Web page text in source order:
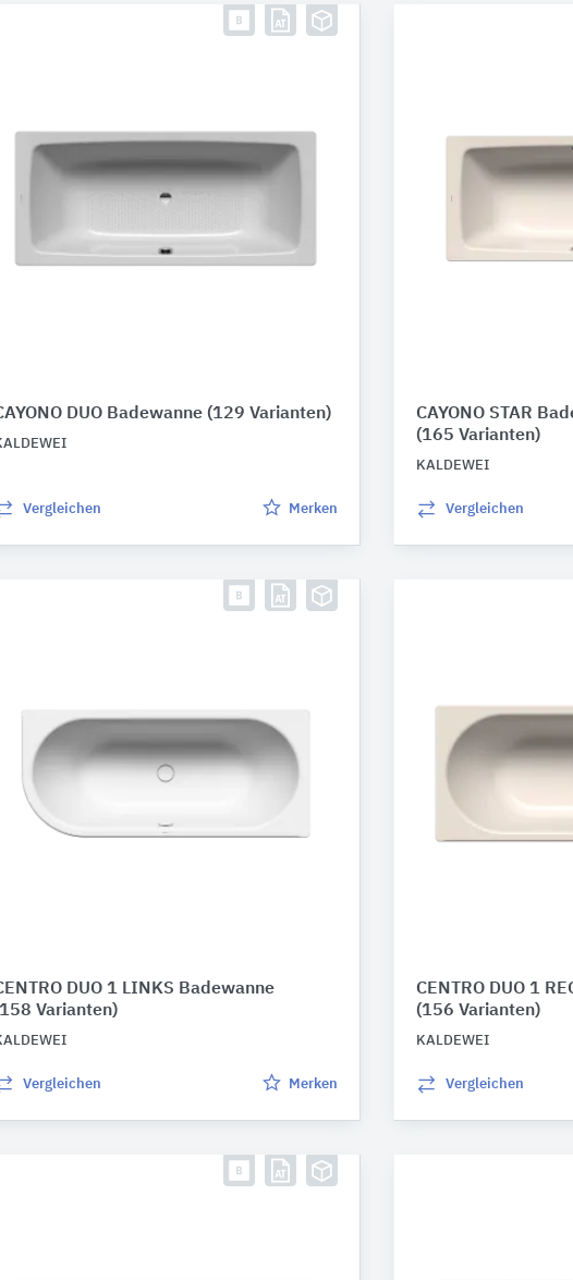
DUO Badewanne (129 Varianten)
Vergleichen Merken
CAYONO STAR
(165 Varianten)
KALDEWEI
Vergleichen
DUO 1 LINKS Badewanne
Varianten)
Vergleichen Merken
CENTRO DUO 1
(156 Varianten)
KALDEWEI
Vergleichen